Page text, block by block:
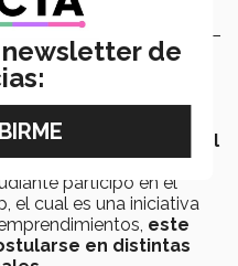
la investigación
sistema de
hasta en un 86% el
de un cliente.
participo en el
el cual es una iniciativa
este
en distintas
de